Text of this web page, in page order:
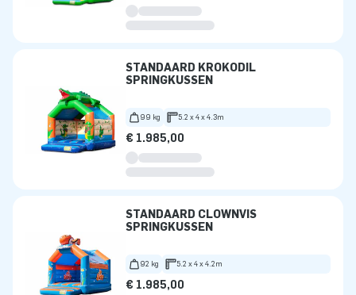
STANDAARD KROKODIL
SPRINGKUSSEN
99 kg 5.2 x 4 x 4.3m
€ 1.985,00
STANDAARD CLOWNVIS
SPRINGKUSSEN
92 kg 5.2 x 4 x 4.2m
€ 1.985,00